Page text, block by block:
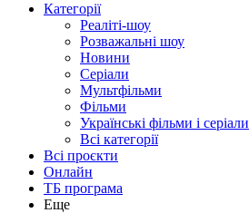
Категорії
Реаліті-шоу
Розважальні шоу
Новини
Серіали
Мультфільми
Фільми
Українські фільми і серіали
Всі категорії
Всі проєкти
Онлайн
ТБ програма
Еще